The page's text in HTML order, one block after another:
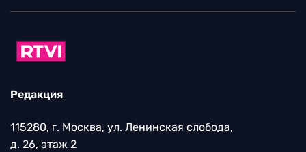
Редакция
115280, г. Москва, ул. Ленинская слобода,
д. 26, этаж 2